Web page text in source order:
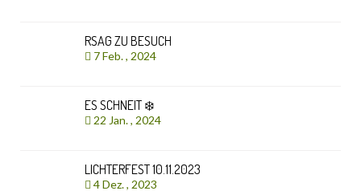
RSAG ZU BESUCH
7 Feb. , 2024
ES SCHNEIT ❄️
22 Jan. , 2024
LICHTERFEST 10.11.2023
4 Dez. , 2023